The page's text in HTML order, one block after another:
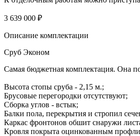
3 639 000 ₽
Описание комплектации
Сруб Эконом
Самая бюджетная комплектация. Она
Высота стопы сруба - 2,15 м.;
Брусовые перегородки отсутствуют;
Сборка углов - встык;
Балки пола, перекрытия и стропил
Каркас фронтонов обшит снаружи
Кровля покрыта оцинкованным